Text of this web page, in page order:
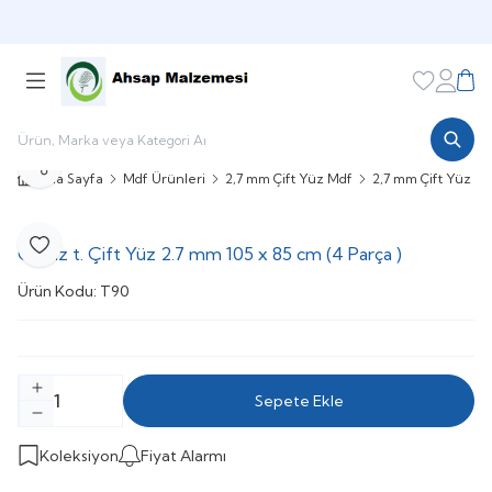
Favorilerim
Ana Sayfa Mdf Ürünleri 2,7 mm Çift Yüz Mdf 2,7 mm Çift Yüz
Favoriye Ekle
Paylaş
Gediz t. Çift Yüz 2.7 mm 105 x 85 cm (4 Parça )
Ürün Kodu: T90
Sepete Ekle
Koleksiyon Fiyat Alarmı